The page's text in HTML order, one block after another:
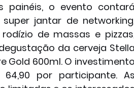
painéis, o evento contará
jantar de
rodízio de massas e
da cerveja Stella
Gold 600ml. O investimento
por participante. As